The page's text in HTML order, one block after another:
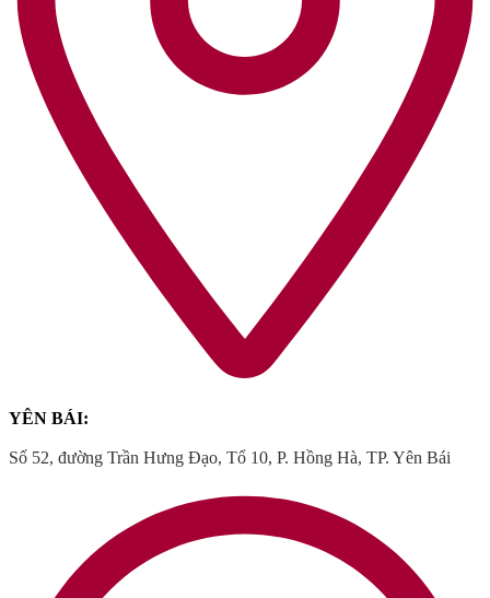
YÊN BÁI:
Số 52, đường Trần Hưng Đạo, Tổ 10, P. Hồng Hà, TP. Yên Bái